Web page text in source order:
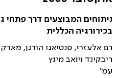
ניתוחים המבוצעים דרך פתחי
בכירורגיה הכללית
רם אלעזרי, סנטיאגו הורגן,
ריבקינד ויואב מינץ
עמ'